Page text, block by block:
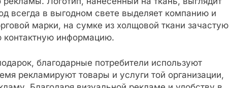
всегда в выгодном свете выделяет компанию и
марки, на сумке из холщовой ткани зачастую
контактную информацию.
благодарные потребители используют
рекламируют товары и услуги той организации,